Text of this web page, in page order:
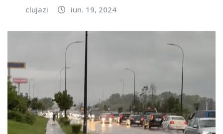
clujazi iun. 19, 2024